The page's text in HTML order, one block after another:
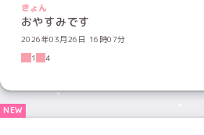
きょん
おやすみです
2026年03月26日 16時07分
1
4